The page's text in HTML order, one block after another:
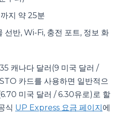
지 약 25분
선반, Wi-Fi, 충전 포트, 정보 화
캐나다 달러(9 미국 달러 /
카드를 사용하면 일반적으
미국 달러 / 6.30유로)로 할
식 UP Express 요금 페이지에